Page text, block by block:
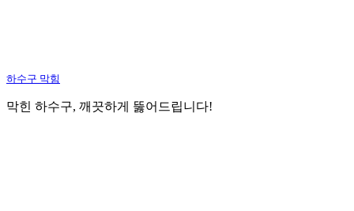
하수구 막힘
막힌 하수구, 깨끗하게 뚫어드립니다!